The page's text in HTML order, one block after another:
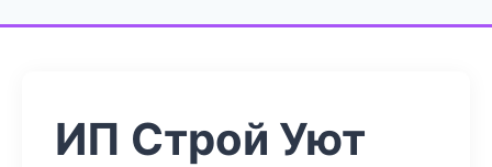
ИП Строй Уют